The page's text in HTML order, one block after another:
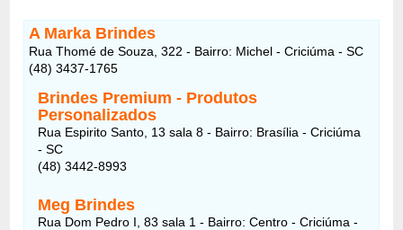
A Marka Brindes
Rua Thomé de Souza, 322 - Bairro: Michel - Criciúma - SC
(48) 3437-1765
Brindes Premium - Produtos
Personalizados
Rua Espirito Santo, 13 sala 8 - Bairro: Brasília - Criciúma
- SC
(48) 3442-8993
Meg Brindes
Rua Dom Pedro I, 83 sala 1 - Bairro: Centro - Criciúma -